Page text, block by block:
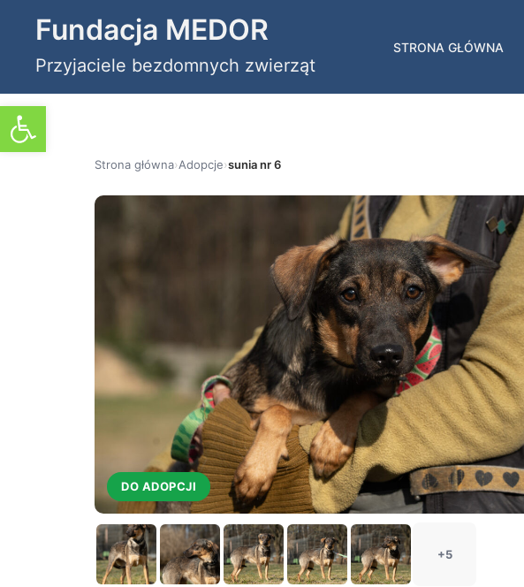
Otwórz pasek narzędzi
treści
Fundacja MEDOR
Przyjaciele bezdomnych zwierząt
STRONA GŁÓWNA
Strona główna›Adopcje›sunia nr 6
DO ADOPCJI
+5